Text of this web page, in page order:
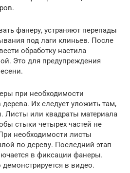
фанеру, устраняют перепады
под лаги клиньев. После
обработку настила
Это для предупреждения
при необходимости
Их следует уложить там,
Листы или квадраты материала
стыки четырех частей не
необходимости листы
по дереву. Последний этап
в фиксации фанеры.
в видео.